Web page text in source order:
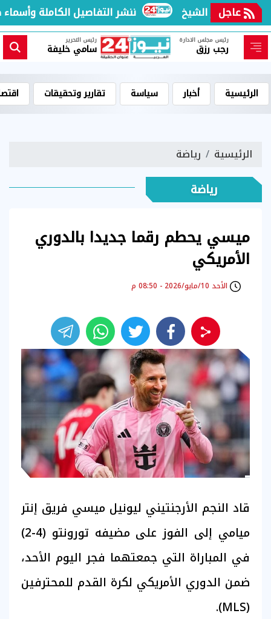
عاجل ننشر التفاصيل الكاملة وأسماء
رئيس مجلس الادارة
رجب رزق
رئيس التحرير
سامي خليفة
الرئيسية أخبار سياسة تقارير وتحقيقات
الرئيسية رياضة
رياضة
ميسي يحطم رقما جديدا بالدوري
الأمريكي
الأحد 10/مايو/2026 - 08:50 م
قاد النجم الأرجنتيني ليونيل ميسي فريق إنتر
ميامي إلى الفوز على مضيفه تورونتو (4-2)
في المباراة التي جمعتهما فجر اليوم الأحد،
ضمن الدوري الأمريكي لكرة القدم للمحترفين
(MLS).